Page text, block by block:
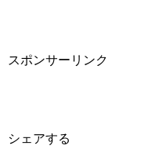
スポンサーリンク
シェアする